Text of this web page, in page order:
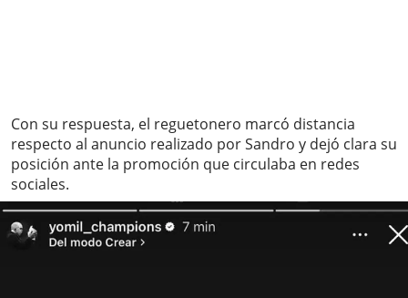
Con su respuesta, el reguetonero marcó distancia
respecto al anuncio realizado por Sandro y dejó clara su
posición ante la promoción que circulaba en redes
sociales.